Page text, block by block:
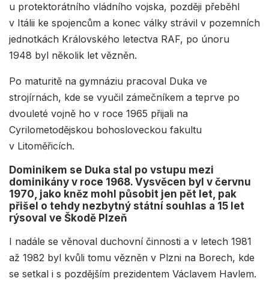
u protektorátního vládního vojska, později přeběhl
v Itálii ke spojencům a konec války strávil v pozemních
jednotkách Královského letectva RAF, po únoru
1948 byl několik let vězněn.
Po maturitě na gymnáziu pracoval Duka ve
strojírnách, kde se vyučil zámečníkem a teprve po
dvouleté vojně ho v roce 1965 přijali na
Cyrilometodějskou bohosloveckou fakultu
v Litoměřicích.
Dominikem se Duka stal po vstupu mezi
dominikány v roce 1968. Vysvěcen byl v červnu
1970, jako kněz mohl působit jen pět let, pak
přišel o tehdy nezbytný státní souhlas a 15 let
rýsoval ve Škodě Plzeň
I nadále se věnoval duchovní činnosti a v letech 1981
až 1982 byl kvůli tomu vězněn v Plzni na Borech, kde
se setkal i s pozdějším prezidentem Václavem Havlem.